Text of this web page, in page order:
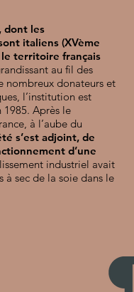
dont les
italiens (XVème
le territoire français
au fil des
nombreux donateurs et
l’institution est
1985. Après le
à l’aube du
s’est adjoint, de
d’une
industriel avait
sec de la soie dans le